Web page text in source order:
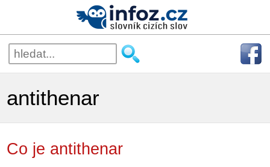
antithenar
Co je antithenar